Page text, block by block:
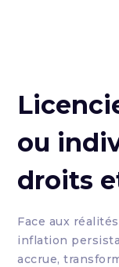
ou
droits
Face aux
inflation
accrue,